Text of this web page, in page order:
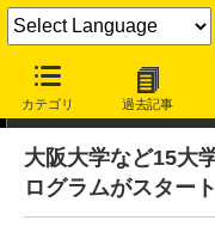
カテゴリ 過去記事
ニュース
大阪大学など15大
ログラムがスタート